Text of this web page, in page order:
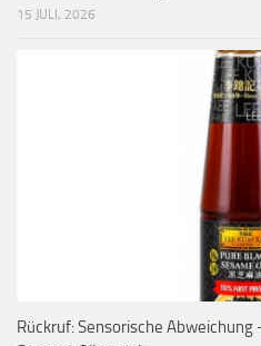
15 JULI, 2026
Rückruf: Sensorische Abweichung